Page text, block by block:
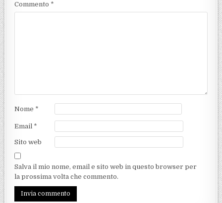
Commento *
Nome *
Email *
Sito web
Salva il mio nome, email e sito web in questo browser per
la prossima volta che commento.